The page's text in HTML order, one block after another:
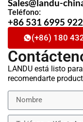
Sales@landu-
Teléfono:
+86 531 6995
(+86) 180
LANDU está listo
recomendarte